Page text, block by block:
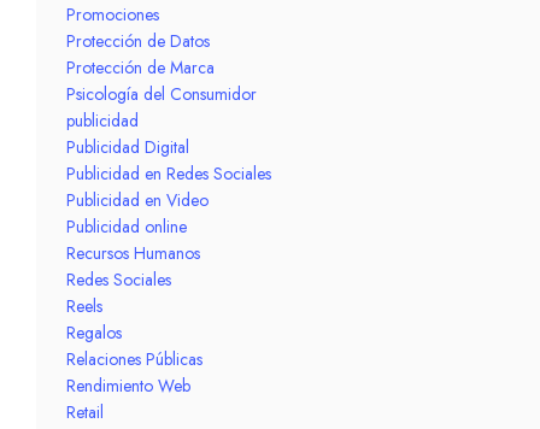
Promociones
Protección de Datos
Protección de Marca
Psicología del Consumidor
publicidad
Publicidad Digital
Publicidad en Redes Sociales
Publicidad en Video
Publicidad online
Recursos Humanos
Redes Sociales
Reels
Regalos
Relaciones Públicas
Rendimiento Web
Retail